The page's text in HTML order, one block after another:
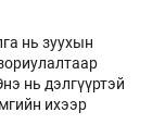
нь зуухын
нь дэлгүүртэй
ихээр